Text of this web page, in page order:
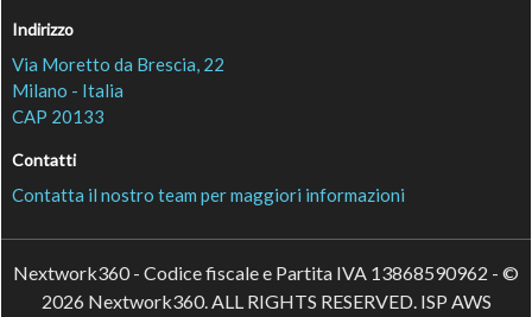
Indirizzo
Via Moretto da Brescia, 22
Milano - Italia
CAP 20133
Contatti
Contatta il nostro team per maggiori informazioni
Nextwork360 - Codice fiscale e Partita IVA 13868590962 - ©
2026 Nextwork360. ALL RIGHTS RESERVED. ISP AWS